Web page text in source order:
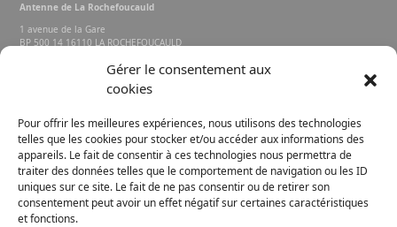
Gérer le consentement aux
cookies
Pour offrir les meilleures expériences, nous utilisons des technologies
telles que les cookies pour stocker et/ou accéder aux informations des
appareils. Le fait de consentir à ces technologies nous permettra de
traiter des données telles que le comportement de navigation ou les ID
uniques sur ce site. Le fait de ne pas consentir ou de retirer son
consentement peut avoir un effet négatif sur certaines caractéristiques
et fonctions.
Antenne de La Rochefoucauld
1 avenue de la Gare
BP 500 14 16110 LA ROCHEFOUCAULD